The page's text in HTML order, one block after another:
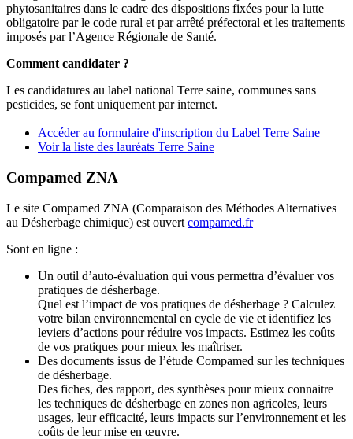
phytosanitaires dans le cadre des dispositions fixées pour la lutte
obligatoire par le code rural et par arrêté préfectoral et les traitements
imposés par l’Agence Régionale de Santé.
Comment candidater ?
Les candidatures au label national Terre saine, communes sans
pesticides, se font uniquement par internet.
Accéder au formulaire d'inscription du Label Terre Saine
Voir la liste des lauréats Terre Saine
Compamed ZNA
Le site Compamed ZNA (Comparaison des Méthodes Alternatives
au Désherbage chimique) est ouvert compamed.fr
Sont en ligne :
Un outil d’auto-évaluation qui vous permettra d’évaluer vos
pratiques de désherbage.
Quel est l’impact de vos pratiques de désherbage ? Calculez
votre bilan environnemental en cycle de vie et identifiez les
leviers d’actions pour réduire vos impacts. Estimez les coûts
de vos pratiques pour mieux les maîtriser.
Des documents issus de l’étude Compamed sur les techniques
de désherbage.
Des fiches, des rapport, des synthèses pour mieux connaitre
les techniques de désherbage en zones non agricoles, leurs
usages, leur efficacité, leurs impacts sur l’environnement et les
coûts de leur mise en œuvre.